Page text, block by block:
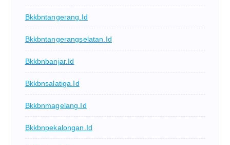
Bkkbntangerang.id
Bkkbntangerangselatan.id
Bkkbnbanjar.id
Bkkbnsalatiga.id
Bkkbnmagelang.id
Bkkbnpekalongan.id